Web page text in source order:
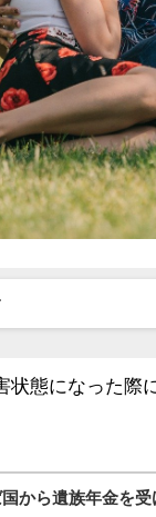
状態になった際
から遺族年金を